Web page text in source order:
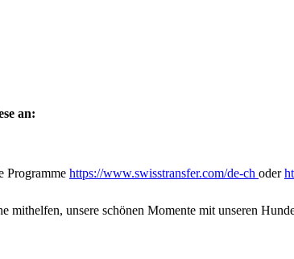
an:
Programme https://www.swisstransfer.com/de-ch oder
mithelfen, unsere schönen Momente mit unseren